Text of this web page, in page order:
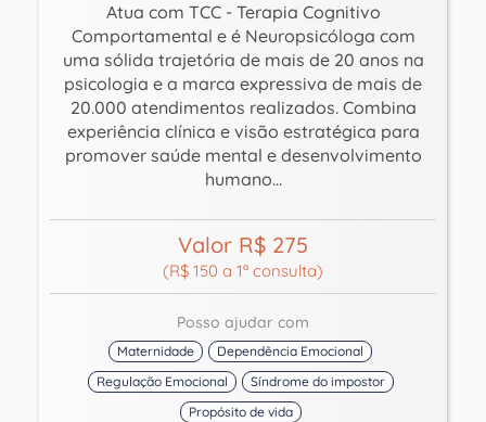
Atua com TCC - Terapia Cognitivo
Comportamental e é Neuropsicóloga com
uma sólida trajetória de mais de 20 anos na
psicologia e a marca expressiva de mais de
20.000 atendimentos realizados. Combina
experiência clínica e visão estratégica para
promover saúde mental e desenvolvimento
humano...
Valor R$ 275
(R$ 150 a 1ª consulta)
Posso ajudar com
Maternidade
Dependência Emocional
Regulação Emocional
Síndrome do impostor
Propósito de vida